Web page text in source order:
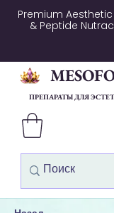
Premium
& Peptide
ПРЕПАРАТЫ ДЛЯ